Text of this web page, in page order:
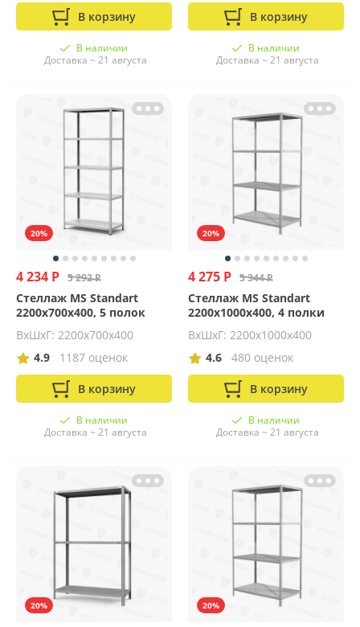
В корзину
В наличии
Доставка ~ 21 августа
В корзину
В наличии
Доставка ~ 21 августа
20%
4 234 Р 5 292 Р
Стеллаж MS Standart
2200х700х400, 5 полок
ВхШхГ: 2200x700x400
4.9
1187 оценок
В корзину
В наличии
Доставка ~ 21 августа
20%
4 275 Р 5 344 Р
Стеллаж MS Standart
2200х1000х400, 4 полки
ВхШхГ: 2200x1000x400
4.6
480 оценок
В корзину
В наличии
Доставка ~ 21 августа
20% 20%